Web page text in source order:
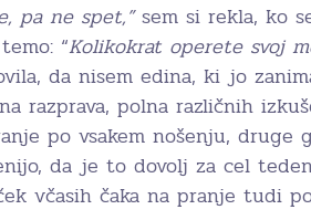
pa ne spet,”sem si rekla, ko
“Kolikokrat operete svoj
da nisem edina, ki jo
razprava, polna različnih
po vsakem nošenju, druge
da je to dovolj za cel
včasih čaka na pranje tudi